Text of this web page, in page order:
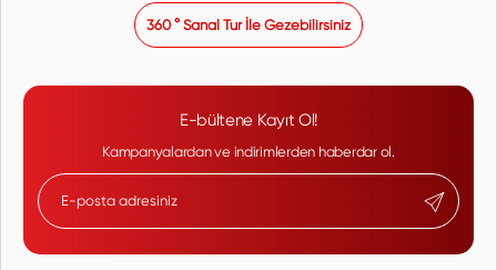
360 ° Sanal Tur İle Gezebilirsiniz
E-bültene Kayıt Ol!
Kampanyalardan ve indirimlerden haberdar ol.